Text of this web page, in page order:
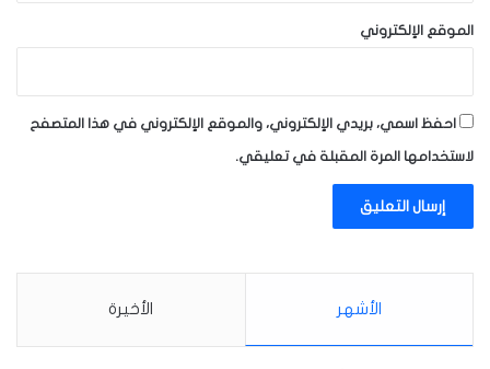
الموقع الإلكتروني
احفظ اسمي، بريدي الإلكتروني، والموقع الإلكتروني في هذا المتصفح
لاستخدامها المرة المقبلة في تعليقي.
الأشهر الأخيرة